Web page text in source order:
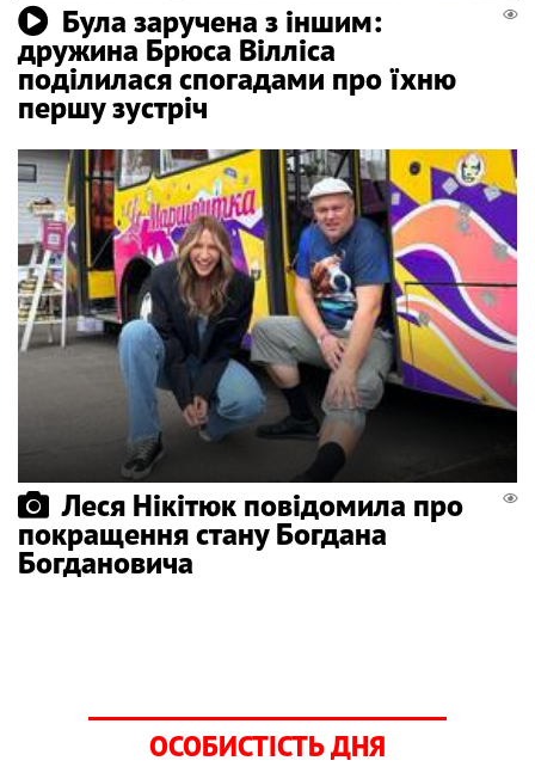
Була заручена з іншим:
дружина Брюса Вілліса
поділилася спогадами про їхню
першу зустріч
Леся Нікітюк повідомила про
покращення стану Богдана
Богдановича
ОСОБИСТІСТЬ ДНЯ